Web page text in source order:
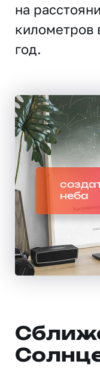
на
километров
год.
неба